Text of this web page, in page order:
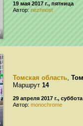
19 мая 2017 г., пятница
Автор: nezhnost
Томская область,
Маршрут 14
29 апреля 2017 г., суббота
Автор: monochrome